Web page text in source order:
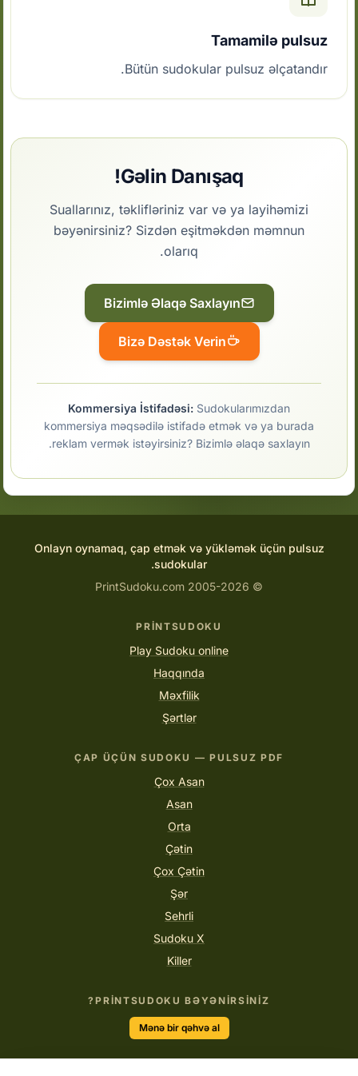
Tamamilə pulsuz
Bütün sudokular pulsuz əlçatandır.
Gəlin Danışaq!
Suallarınız, təklifləriniz var və ya layihəmizi
bəyənirsiniz? Sizdən eşitməkdən məmnun
olarıq.
Bizimlə Əlaqə Saxlayın
Bizə Dəstək Verin
Kommersiya İstifadəsi: Sudokularımızdan
kommersiya məqsədilə istifadə etmək və ya burada
reklam vermək istəyirsiniz? Bizimlə əlaqə saxlayın.
Onlayn oynamaq, çap etmək və yükləmək üçün pulsuz
sudokular.
© 2005-2026 PrintSudoku.com
PRINTSUDOKU
Play Sudoku online
Haqqında
Məxfilik
Şərtlər
ÇAP ÜÇÜN SUDOKU — PULSUZ PDF
Çox Asan
Asan
Orta
Çətin
Çox Çətin
Şər
Sehrli
Sudoku X
Killer
PRINTSUDOKU BƏYƏNIRSINIZ?
Mənə bir qəhvə al